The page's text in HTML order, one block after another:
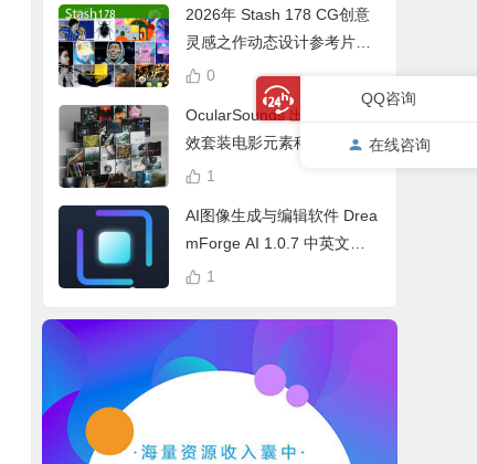
2026年 Stash 178 CG创意
灵感之作动态设计参考片广
告视频动画短片合集
0
OcularSounds 出品终极音
效套装电影元素科幻氛围冲
击无人机音效素材包 Full Ac
1
AI图像生成与编辑软件 Drea
mForge AI 1.0.7 中英文多
语言 Win 本地离线运行
1
QQ咨询
在线咨询